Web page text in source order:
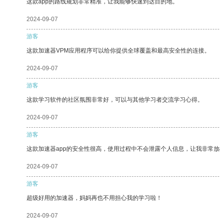
这款app的路线规划非常精准，让我能够快速到达目的地。
2024-09-07
游客
这款加速器VPM应用程序可以给你提供全球覆盖和最高安全性的连接。
2024-09-07
游客
这款学习软件的社区氛围非常好，可以与其他学习者交流学习心得。
2024-09-07
游客
这款加速器app的安全性很高，使用过程中不会泄露个人信息，让我非常
2024-09-07
游客
超级好用的加速器，妈妈再也不用担心我的学习啦！
2024-09-07